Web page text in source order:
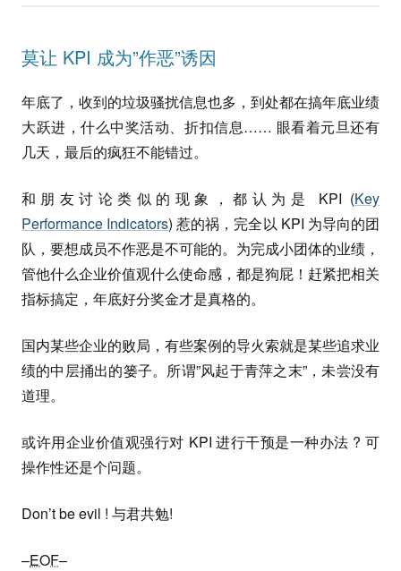
莫让 KPI 成为”作恶”诱因
年底了，收到的垃圾骚扰信息也多，到处都在搞年底业绩
大跃进，什么中奖活动、折扣信息…… 眼看着元旦还有
几天，最后的疯狂不能错过。
和朋友讨论类似的现象，都认为是 KPI (Key
Performance Indicators) 惹的祸，完全以 KPI 为导向的团
队，要想成员不作恶是不可能的。为完成小团体的业绩，
管他什么企业价值观什么使命感，都是狗屁！赶紧把相关
指标搞定，年底好分奖金才是真格的。
国内某些企业的败局，有些案例的导火索就是某些追求业
绩的中层捅出的篓子。所谓”风起于青萍之末”，未尝没有
道理。
或许用企业价值观强行对 KPI 进行干预是一种办法 ? 可
操作性还是个问题。
Don’t be evil ! 与君共勉!
–EOF–